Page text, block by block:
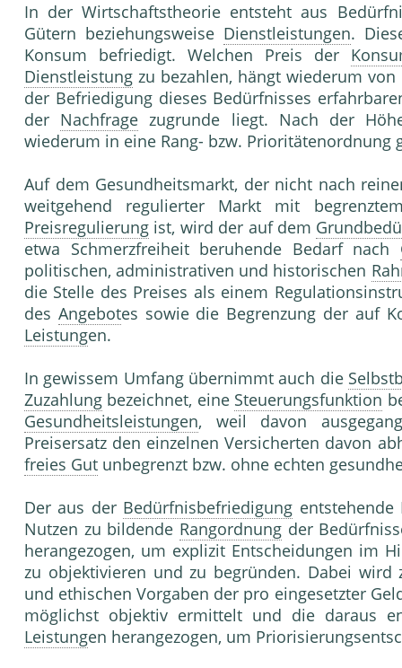
In der Wirtschaftstheorie entsteht aus
Gütern beziehungsweise Dienstleistungen.
Konsum befriedigt. Welchen Preis der
Dienstleistung zu bezahlen, hängt wiederum
der Befriedigung dieses Bedürfnisses
der Nachfrage zugrunde liegt. Nach der
wiederum in eine Rang- bzw. Prioritätenordnung
Auf dem Gesundheitsmarkt, der nicht nach
weitgehend regulierter Markt mit
Preisregulierung ist, wird der auf dem
etwa Schmerzfreiheit beruhende Bedarf nach
politischen, administrativen und historischen
die Stelle des Preises als einem
des Angebotes sowie die Begrenzung der auf
Leistungen.
In gewissem Umfang übernimmt auch die
Zuzahlung bezeichnet, eine Steuerungsfunktion
Gesundheitsleistungen, weil davon
Preisersatz den einzelnen Versicherten davon
freies Gut unbegrenzt bzw. ohne echten
Der aus der Bedürfnisbefriedigung
Nutzen zu bildende Rangordnung der
herangezogen, um explizit Entscheidungen im
zu objektivieren und zu begründen. Dabei
und ethischen Vorgaben der pro eingesetzter
möglichst objektiv ermittelt und die daraus
Leistungen herangezogen, um